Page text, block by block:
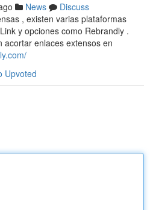
News
Discuss
, existen varias plataformas
y opciones como Rebrandly .
acortar enlaces extensos en
Upvoted